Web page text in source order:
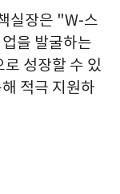
실장은 "W-스
을 발굴하는
성장할 수 있
적극 지원하